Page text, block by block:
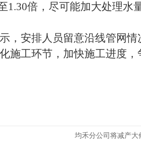
1.30倍，尽可能加大处理水
，安排人员留意沿线管网
施工环节，加快施工进度
均禾分公司将减产